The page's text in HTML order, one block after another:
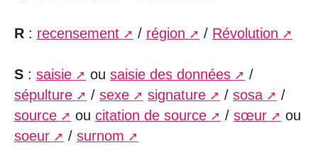
R : recensement / région / Révolution
S : saisie ou saisie des données
/
sépulture
/ sexe signature / sosa
/
source
ou citation de source / sœur
ou
soeur
/ surnom